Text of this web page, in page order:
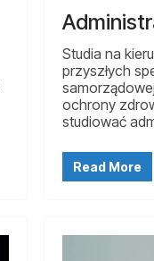
Studia na
przyszłych
ochrony
studiować
Read More